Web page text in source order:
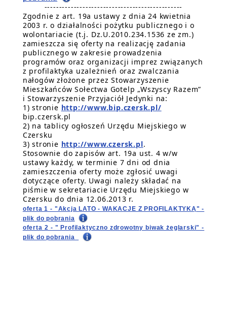
-----------------------------------------------
Zgodnie z art. 19a ustawy z dnia 24 kwietnia
2003 r. o działalności pożytku publicznego i o
wolontariacie (t.j. Dz.U.2010.234.1536 ze zm.)
zamieszcza się oferty na realizację zadania
publicznego w zakresie prowadzenia
programów oraz organizacji imprez związanych
z profilaktyka uzależnień oraz zwalczania
nałogów złożone przez Stowarzyszenie
Mieszkańców Sołectwa Gotelp „Wszyscy Razem”
i Stowarzyszenie Przyjaciół Jedynki na:
1) stronie http://www.bip.czersk.pl/
bip.czersk.pl
2) na tablicy ogłoszeń Urzędu Miejskiego w
Czersku
3) stronie http://www.czersk.pl.
Stosownie do zapisów art. 19a ust. 4 w/w
ustawy każdy, w terminie 7 dni od dnia
zamieszczenia oferty może zgłosić uwagi
dotyczące oferty. Uwagi należy składać na
piśmie w sekretariacie Urzędu Miejskiego w
Czersku do dnia 12.06.2013 r.
oferta 1 - "Akcja LATO - WAKACJE Z PROFILAKTYKĄ" -
plik do pobrania
oferta 2 - " Profilaktyczno zdrowotny biwak żeglarski" -
plik do pobrania